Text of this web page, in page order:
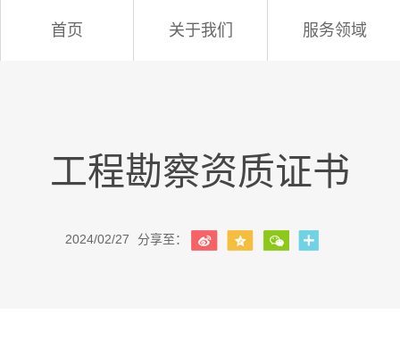
首页 关于我们 服务领域
工程勘察资质证书
2024/02/27 分享至：